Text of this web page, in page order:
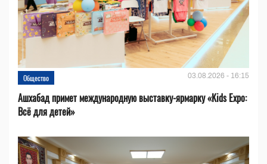
Общество 03.08.2026 - 16:15
Ашхабад примет международную выставку-ярмарку «Kids Expo:
Всё для детей»